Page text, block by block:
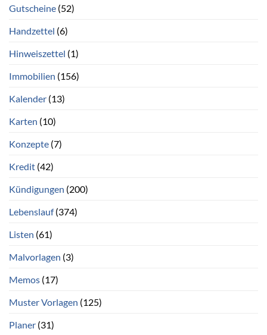
Gutscheine (52)
Handzettel (6)
Hinweiszettel (1)
Immobilien (156)
Kalender (13)
Karten (10)
Konzepte (7)
Kredit (42)
Kündigungen (200)
Lebenslauf(374)
Listen (61)
Malvorlagen (3)
Memos (17)
Muster Vorlagen (125)
Planer (31)